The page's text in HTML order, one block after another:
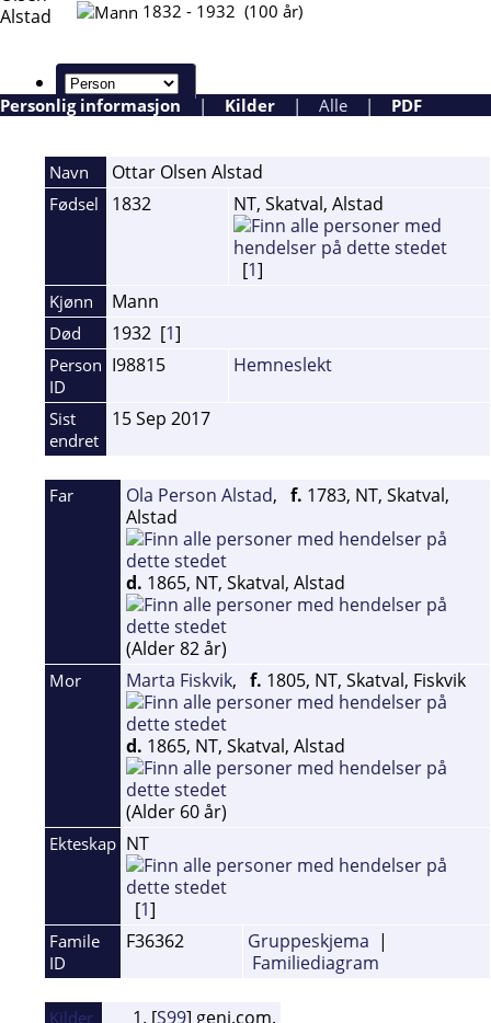
1832 - 1932 (100 år)
Personlig informasjon | Kilder | Alle | PDF
Navn Ottar Olsen Alstad
Fødsel 1832 NT, Skatval, Alstad
[1]
Kjønn Mann
Død 1932 [1]
Person
ID
I98815 Hemneslekt
Sist
endret
15 Sep 2017
Far Ola Person Alstad, f. 1783, NT, Skatval,
Alstad
d. 1865, NT, Skatval, Alstad
(Alder 82 år)
Mor Marta Fiskvik, f. 1805, NT, Skatval, Fiskvik
d. 1865, NT, Skatval, Alstad
(Alder 60 år)
Ekteskap NT
[1]
Famile
ID
F36362 Gruppeskjema |
Familiediagram
Kilder [S99] geni.com.